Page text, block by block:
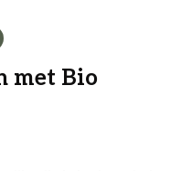
met Bio